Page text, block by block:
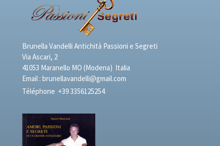
Brunella Vandelli Antichità Passioni e Segreti
Via Ascari, 2
41053 Maranello MO (Modena) Italia
Email : brunellavandelli@gmail.com
Téléphone +39 3356125254